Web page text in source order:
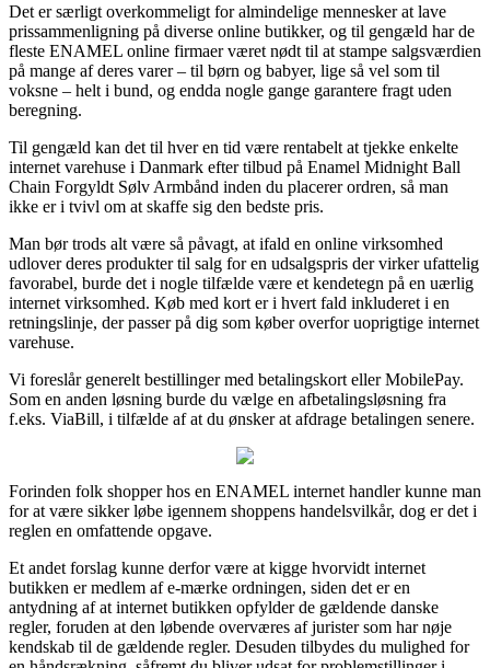
Det er særligt overkommeligt for almindelige mennesker at lave
prissammenligning på diverse online butikker, og til gengæld har de
fleste ENAMEL online firmaer været nødt til at stampe salgsværdien
på mange af deres varer – til børn og babyer, lige så vel som til
voksne – helt i bund, og endda nogle gange garantere fragt uden
beregning.
Til gengæld kan det til hver en tid være rentabelt at tjekke enkelte
internet varehuse i Danmark efter tilbud på Enamel Midnight Ball
Chain Forgyldt Sølv Armbånd inden du placerer ordren, så man
ikke er i tvivl om at skaffe sig den bedste pris.
Man bør trods alt være så påvagt, at ifald en online virksomhed
udlover deres produkter til salg for en udsalgspris der virker ufattelig
favorabel, burde det i nogle tilfælde være et kendetegn på en uærlig
internet virksomhed. Køb med kort er i hvert fald inkluderet i en
retningslinje, der passer på dig som køber overfor uoprigtige internet
varehuse.
Vi foreslår generelt bestillinger med betalingskort eller MobilePay.
Som en anden løsning burde du vælge en afbetalingsløsning fra
f.eks. ViaBill, i tilfælde af at du ønsker at afdrage betalingen senere.
Forinden folk shopper hos en ENAMEL internet handler kunne man
for at være sikker løbe igennem shoppens handelsvilkår, dog er det i
reglen en omfattende opgave.
Et andet forslag kunne derfor være at kigge hvorvidt internet
butikken er medlem af e-mærke ordningen, siden det er en
antydning af at internet butikken opfylder de gældende danske
regler, foruden at den løbende overværes af jurister som har nøje
kendskab til de gældende regler. Desuden tilbydes du mulighed for